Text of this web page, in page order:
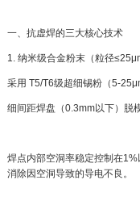
一、抗虚焊的三大核心技术
1. 纳米级合金粉末（粒径
采用 T5/T6级超细锡粉（5-
细间距焊盘（0.3mm以下）脱
焊点内部空洞率稳定控制在
消除因空洞导致的导电不良。